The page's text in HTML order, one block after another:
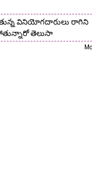
వినియోగదారులు రాగిని
తెలుసా